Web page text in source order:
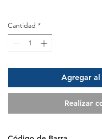
Cantidad *
Agregar
Realizar